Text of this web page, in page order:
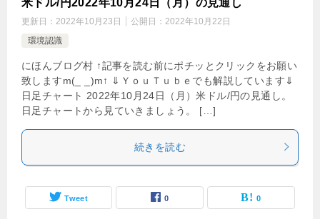
更新日： 2022年10月23日 公開日： 2022年10月22日
環境認識
にほんブログ村 ↑記事を読む前にポチッとクリックをお願い
致しますm(_ _)m↑ ⇓ＹｏｕＴｕｂｅでも解説しています⇓
日足チャート 2022年10月24日（月）米ドル/円の見通し。
日足チャートから見ていきましょう。 […]
続きを読む
Tweet 0 0